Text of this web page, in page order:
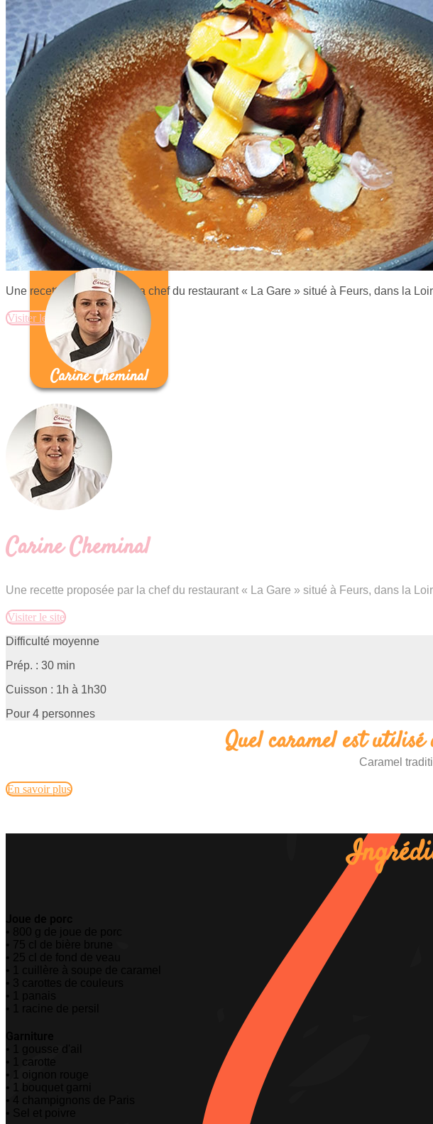
Une recette proposée par la chef du restaurant « La Gare » situé à Feurs, dans la
Visiter le site
Carine Cheminal
Carine Cheminal
Une recette proposée par la chef du restaurant « La Gare » situé à Feurs, dans la
Visiter le site
Difficulté moyenne
Prép. : 30 min
Cuisson : 1h à 1h30
Pour 4 personnes
Quel caramel est
Caramel
En savoir plus
• 1 gousse d'ail
• 1 carotte
• 1 oignon rouge
• 1 bouquet garni
• 4 champignons de Paris